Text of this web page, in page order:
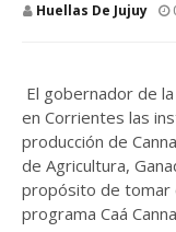
Huellas De Jujuy
El gobernador de
en Corrientes las
producción de
de Agricultura,
propósito de tomar
programa Caá